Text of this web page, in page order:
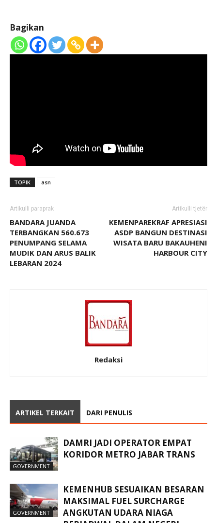
Bagikan
TOPIK asn
Artikulli paraprak
BANDARA JUANDA
TERBANGKAN 560.673
PENUMPANG SELAMA
MUDIK DAN ARUS BALIK
LEBARAN 2024
Artikulli tjetër
KEMENPAREKRAF APRESIASI
ASDP BANGUN DESTINASI
WISATA BARU BAKAUHENI
HARBOUR CITY
Redaksi
ARTIKEL TERKAIT DARI PENULIS
GOVERNMENT
DAMRI JADI OPERATOR EMPAT
KORIDOR METRO JABAR TRANS
GOVERNMENT
KEMENHUB SESUAIKAN BESARAN
MAKSIMAL FUEL SURCHARGE
ANGKUTAN UDARA NIAGA